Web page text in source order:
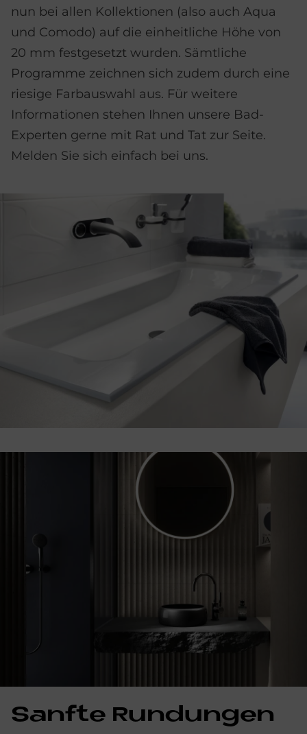
nun bei allen Kollektionen (also auch Aqua
und Comodo) auf die einheitliche Höhe von
20 mm festgesetzt wurden. Sämtliche
Programme zeichnen sich zudem durch eine
riesige Farbauswahl aus. Für weitere
Informationen stehen Ihnen unsere Bad-
Experten gerne mit Rat und Tat zur Seite.
Melden Sie sich einfach bei uns.
Sanf­te Run­dun­gen